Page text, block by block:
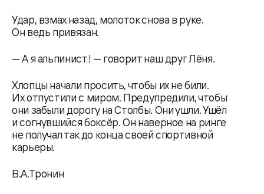
Удар, взмах назад, молоток снова в руке.
Он ведь привязан.
— А я альпинист! — говорит наш друг Лёня.
Хлопцы начали просить, чтобы их не били.
Их отпустили с миром. Предупредили, чтобы
они забыли дорогу на Столбы. Они ушли. Ушёл
и согнувшийся боксёр. Он наверное на ринге
не получал так до конца своей спортивной
карьеры.
В.А.Тронин